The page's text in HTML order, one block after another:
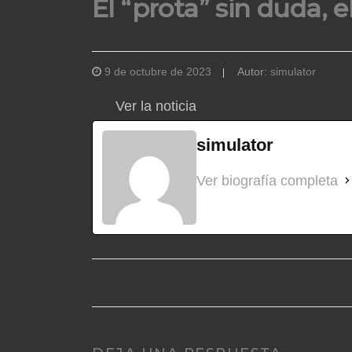
El “prota” sin duda,
9 de octubre de 2023 Autor: simulator
Ver la noticia
simulator
Ver biografía completa